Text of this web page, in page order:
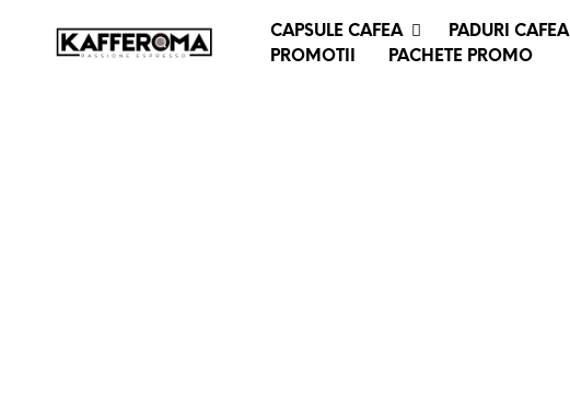
CAPSULE CAFEA PADURI CAFEA
PROMOTII
PACHETE PROMO